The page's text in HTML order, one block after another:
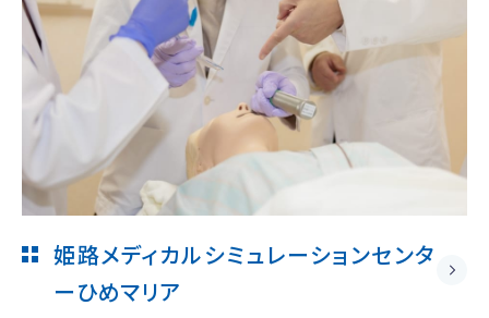
姫路メディカルシミュレーションセンタ
ーひめマリア